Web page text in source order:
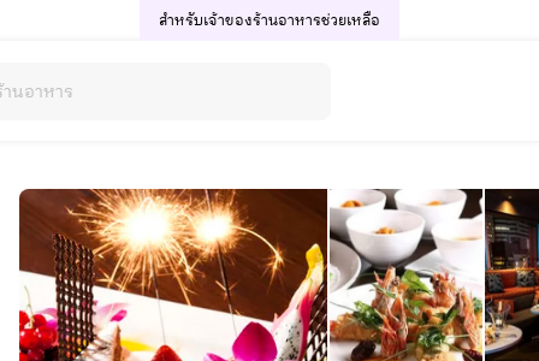
สำหรับเจ้าของร้านอาหารช่วยเหลือ